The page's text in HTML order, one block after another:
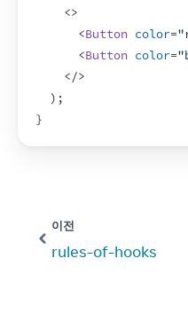
<>
<Button color=
<Button color=
</>
) ;
}
이전
rules-of-hooks